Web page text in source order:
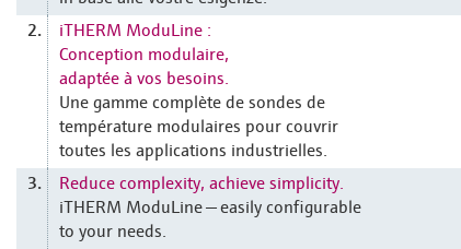
2.
iTHERM ModuLine :
Conception modulaire,
adaptée à vos besoins.
Une gamme complète de sondes de
température modulaires pour couvrir
toutes les applications industrielles.
3.
Reduce complexity, achieve simplicity.
iTHERM ModuLine — easily configurable
to your needs.